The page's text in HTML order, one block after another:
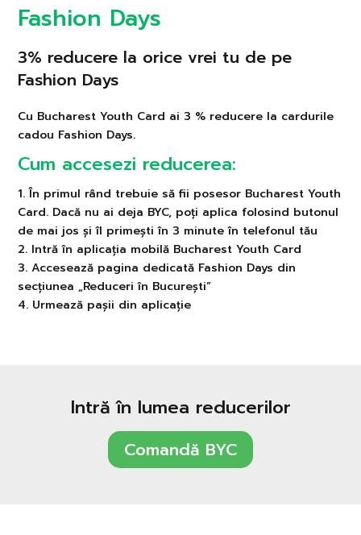
Fashion Days
3% reducere la orice vrei tu de pe
Fashion Days
Cu Bucharest Youth Card ai 3 % reducere la cardurile
cadou Fashion Days.
Cum accesezi reducerea:
1. În primul rând trebuie să fii posesor Bucharest Youth
Card. Dacă nu ai deja BYC, poți aplica folosind butonul
de mai jos și îl primești în 3 minute în telefonul tău
2. Intră în aplicația mobilă Bucharest Youth Card
3. Accesează pagina dedicată Fashion Days din
secțiunea „Reduceri în București”
4. Urmează pașii din aplicație
Intră în lumea reducerilor
Comandă BYC